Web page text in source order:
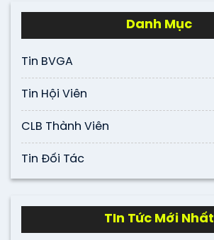
Danh Mục
Tin BVGA
Tin Hội Viên
CLB Thành Viên
Tin Đối Tác
TIn Tức Mới Nhất